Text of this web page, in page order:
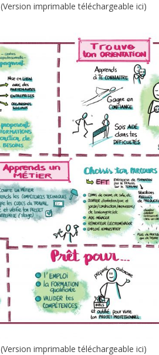
(Version imprimable téléchargeable ici)
(Version imprimable téléchargeable ici)